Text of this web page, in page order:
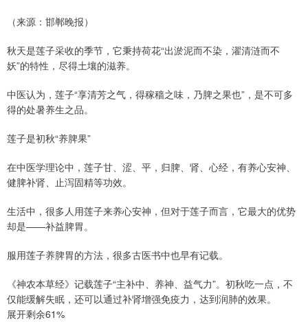
（来源：邯郸晚报）
秋天是莲子采收的季节，它秉持荷花“出淤泥而不染，濯清涟而不
妖”的特性，尽得土壤的滋养。
中医认为，莲子“享清芳之气，得稼穑之味，乃脾之果也”，是不可多
得的处暑养生之品。
莲子是初秋“养脾果”
在中医学理论中，莲子甘、涩、平，归脾、肾、心经，有养心安神、
健脾补肾、止泻固精等功效。
生活中，很多人用莲子来养心安神，但对于莲子而言，它最大的优势
却是——补益脾胃。
服用莲子养脾胃的方法，很多古医书中也早有记载。
《神农本草经》记载莲子“主补中、养神、益气力”。初秋吃一点，不
仅能缓解失眠，还可以通过补肾增强免疫力，达到润肺的效果。
展开剩余61%